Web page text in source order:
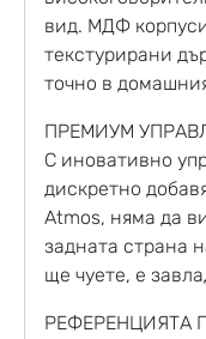
вид. МДФ
текстурирани
точно в
ПРЕМИУМ
С иновативно
дискретно
Atmos, няма да
задната страна
ще чуете, е
РЕФЕРЕНЦИЯТА